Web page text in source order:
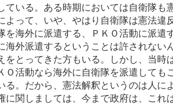
ている。ある時期においては自衛隊も
よって、いや、やはり自衛隊は憲法違
を海外に派遣する、ＰＫＯ活動に派遣
海外派遣するということは許されない
をとってきた方もいる。しかし、当時
Ｏ活動なら海外に自衛隊を派遣しても
る。だから、憲法解釈というのは人に
に関しましては、今まで政府は、これ